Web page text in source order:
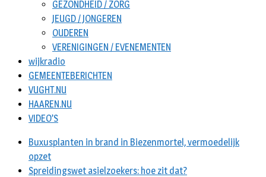
GEZONDHEID / ZORG
JEUGD / JONGEREN
OUDEREN
VERENIGINGEN / EVENEMENTEN
wijkradio
GEMEENTEBERICHTEN
VUGHT.NU
HAAREN.NU
VIDEO’S
Buxusplanten in brand in Biezenmortel, vermoedelijk
opzet
Spreidingswet asielzoekers: hoe zit dat?